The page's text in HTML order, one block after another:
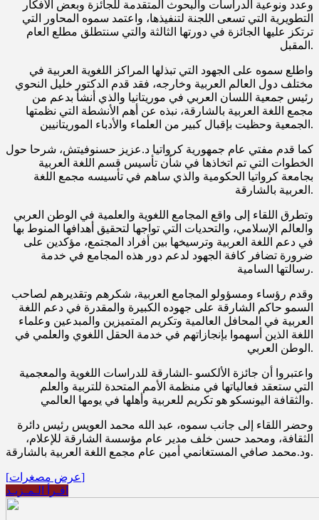
وعدد ونوعية الدراسات والبحوث المتقدمة للجائزة وبعض الأفكار
التطويرية التي تسعى اللجنة لتنفيذها، واعتمد سموه المحاور التي
ترتكز عليها الجائزة في دورتها الثالثة والتي سنتطلق مطلع العام
المقبل.
واطلع سموه على الجهود التي تبذلها المراكز اللغوية العربية في
مختلف دول العالم العربية وخارجه، فقد قدم الدكتور خليل النحوي
رئيس جمعية اللسان العربي في موريتانيا والذي أنشأ بدعم من
مجمع اللغة العربية بالشارقة، نبذه عن أهم الأنشطة التي نظمتها
الجمعية وحظيت بإقبال كبير من العلماء والأدباء الموريتانيين.
كما قدم مفتي عام جمهورية كرواتيا د.عزيز حسنوفيتش، شرحا حول
الخطوات التي تم اتخاذها في شأن تأسيس قسم اللغة العربية
بجامعة كرواتيا الحكومية والذي ساهم في تأسيسه مجمع اللغة
العربية بالشارقة.
وتطرق اللقاء إلى واقع المجامع اللغوية والعلمية في الوطن العربي
والعالم الإسلامي، والتحديات التي تواجها لتحقيق أهدافها المنوط بها
في دعم اللغة العربية وترسيخها بين أفراد المجتمع، مؤكدين على
ضرورة تضافر كافة الجهود لدعم دور هذه المجامع في خدمة
رسالتها السامية.
وقدم رؤساء ومسؤولو المجامع العربية، شكرهم وتقديرهم لصاحب
السمو حاكم الشارقة على جهوده الكبيرة والمقدرة في دعم اللغة
العربية في المحافل العالمية وتكريم المتميزين والمبدعين وعلماء
اللغة الذين أسهموا بإنجازاتهم في خدمة الحقل اللغوي والعلمي في
الوطن العربي.
واعتبروا أن جائزة الألكسو -الشارقة للدراسات اللغوية والمعجمية
التي ستعقد فعالياتها في منظمة الأمم المتحدة للتربية والعلم
والثقافة اليونسكو هو تكريم للعربية وأهلها في يومها العالمي.
وحضر اللقاء إلى جانب سموه، عبد الله محمد العويس رئيس دائرة
الثقافة، ومحمد حسن خلف مدير عام مؤسسة الشارقة للإعلام،
ود.محمد صافي المستغانمي أمين عام مجمع اللغة العربية بالشارقة.
[عرض مصغرات]
اقـرأ الـمـزيـد